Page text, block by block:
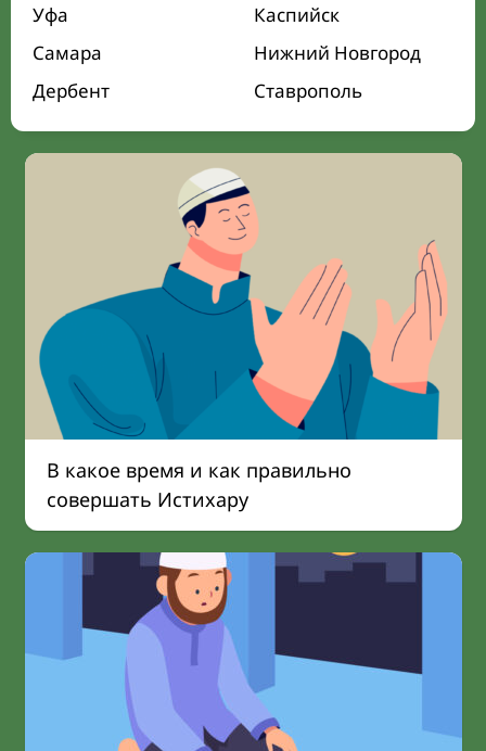
Уфа
Каспийск
Самара
Нижний Новгород
Дербент
Ставрополь
В какое время и как правильно
совершать Истихару